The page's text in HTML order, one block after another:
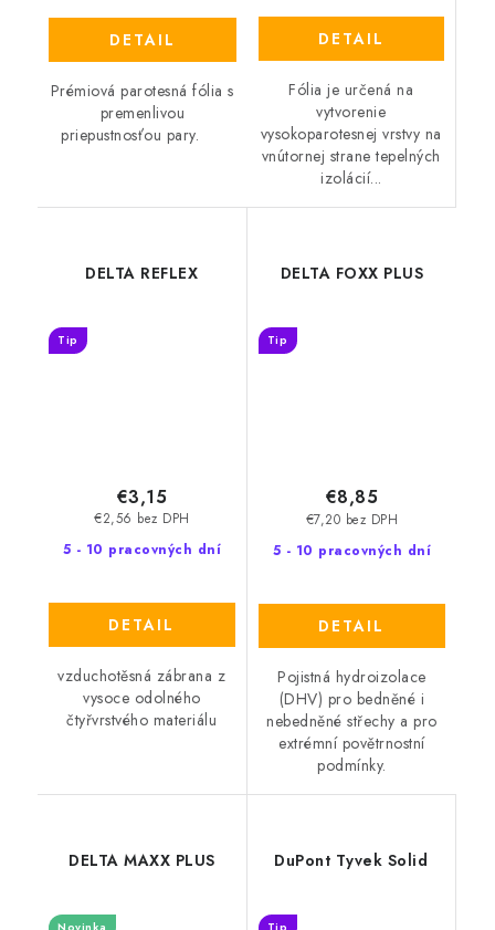
DETAIL
Prémiová parotesná fólia s
premenlivou
priepustnosťou pary.
DETAIL
Fólia je určená na
vytvorenie
vysokoparotesnej vrstvy na
vnútornej strane tepelných
izolácií...
DELTA REFLEX
Tip
5 - 10 pracovných dní
€2,56 bez DPH
€3,15
DETAIL
vzduchotěsná zábrana z
vysoce odolného
čtyřvrstvého materiálu
DELTA FOXX PLUS
Tip
5 - 10 pracovných dní
€7,20 bez DPH
€8,85
DETAIL
Pojistná hydroizolace
(DHV) pro bedněné i
nebedněné střechy a pro
extrémní povětrnostní
podmínky.
DELTA MAXX PLUS DuPont Tyvek Solid